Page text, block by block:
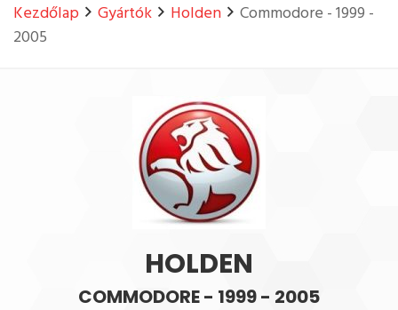
Kezdőlap Gyártók Holden
Commodore - 1999 -
2005
HOLDEN
COMMODORE - 1999 - 2005